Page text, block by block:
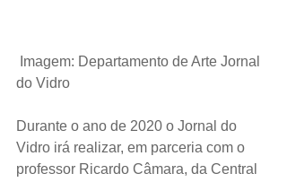
Imagem: Departamento de Arte Jornal
do Vidro
Durante o ano de 2020 o Jornal do
Vidro irá realizar, em parceria com o
professor Ricardo Câmara, da Central